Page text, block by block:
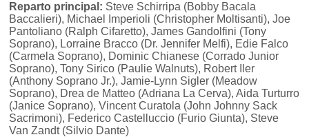
Reparto principal: Steve Schirripa (Bobby Bacala
Baccalieri), Michael Imperioli (Christopher Moltisanti), Joe
Pantoliano (Ralph Cifaretto), James Gandolfini (Tony
Soprano), Lorraine Bracco (Dr. Jennifer Melfi), Edie Falco
(Carmela Soprano), Dominic Chianese (Corrado Junior
Soprano), Tony Sirico (Paulie Walnuts), Robert Iler
(Anthony Soprano Jr.), Jamie-Lynn Sigler (Meadow
Soprano), Drea de Matteo (Adriana La Cerva), Aida Turturro
(Janice Soprano), Vincent Curatola (John Johnny Sack
Sacrimoni), Federico Castelluccio (Furio Giunta), Steve
Van Zandt (Silvio Dante)